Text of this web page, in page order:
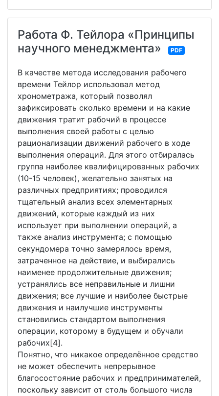
Работа Ф. Тейлора «Принципы
научного менеджмента»
PDF
В качестве метода исследования рабочего
времени Тейлор использовал метод
хронометража, который позволял
зафиксировать сколько времени и на какие
движения тратит рабочий в процессе
выполнения своей работы с целью
рационализации движений рабочего в ходе
выполнения операций. Для этого отбиралась
группа наиболее квалифицированных рабочих
(10-15 человек), желательно занятых на
различных предприятиях; проводился
тщательный анализ всех элементарных
движений, которые каждый из них
использует при выполнении операций, а
также анализ инструмента; с помощью
секундомера точно замерялось время,
затраченное на действие, и выбирались
наименее продолжительные движения;
устранялись все неправильные и лишни
движения; все лучшие и наиболее быстрые
движения и наилучшие инструменты
становились стандартом выполнения
операции, которому в будущем и обучали
рабочих[4].
Понятно, что никакое определённое средство
не может обеспечить непрерывное
благосостояние рабочих и предпринимателей,
поскольку зависит от столь большого числа